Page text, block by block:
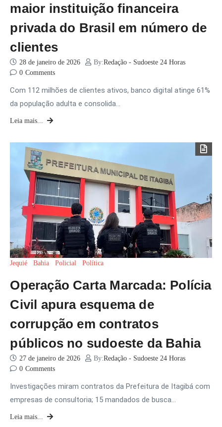
maior instituição financeira
privada do Brasil em número de
clientes
28 de janeiro de 2026 By:Redação - Sudoeste 24 Horas
0 Comments
Com 112 milhões de clientes ativos, banco digital atinge 61%
da população adulta e consolida…
Leia mais...
Jequié Bahia Policial Política
Operação Carta Marcada: Polícia
Civil apura esquema de
corrupção em contratos
públicos no sudoeste da Bahia
27 de janeiro de 2026 By:Redação - Sudoeste 24 Horas
0 Comments
Investigações miram contratos da Prefeitura de Itagibá com
empresas de consultoria; 15 mandados de busca…
Leia mais...